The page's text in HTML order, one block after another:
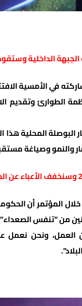
الداخلية
في الأمسية
وتقديم
المحلية
والنمو وصياغة
من “تنفس
ونحن نعمل